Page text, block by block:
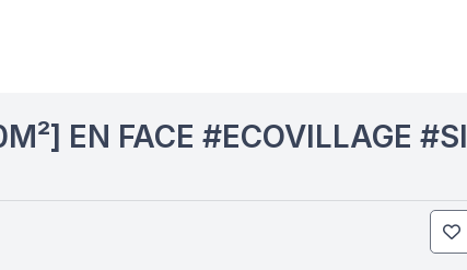
EN FACE #ECOVILLAGE